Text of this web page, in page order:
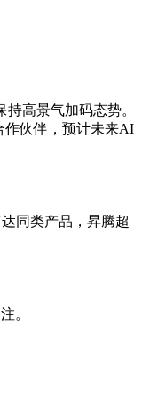
高景气加码态势。
作伙伴，预计未来AI
同类产品，昇腾超
。